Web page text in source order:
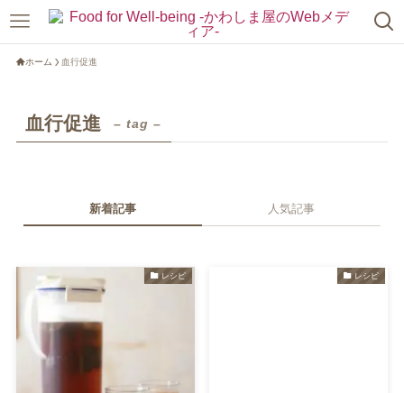
ホーム 血行促進
血行促進 – tag –
新着記事 人気記事
レシピ レシピ